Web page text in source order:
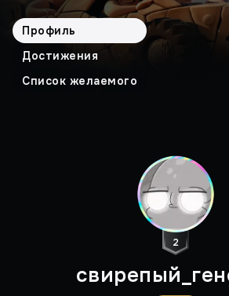
Профиль
Достижения
Список желаемого
2